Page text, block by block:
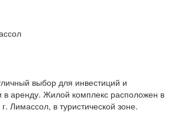
выбор для инвестиций и
аренду. Жилой комплекс расположен в
Лимассол, в туристической зоне.